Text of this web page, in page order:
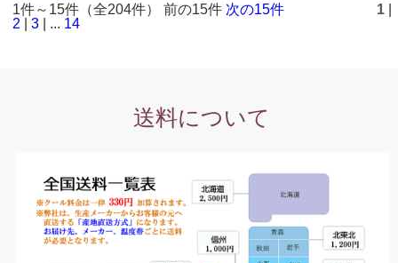
1件～15件（全204件） 前の15件 次の15件 1
2 |3 | ... 14
送料について